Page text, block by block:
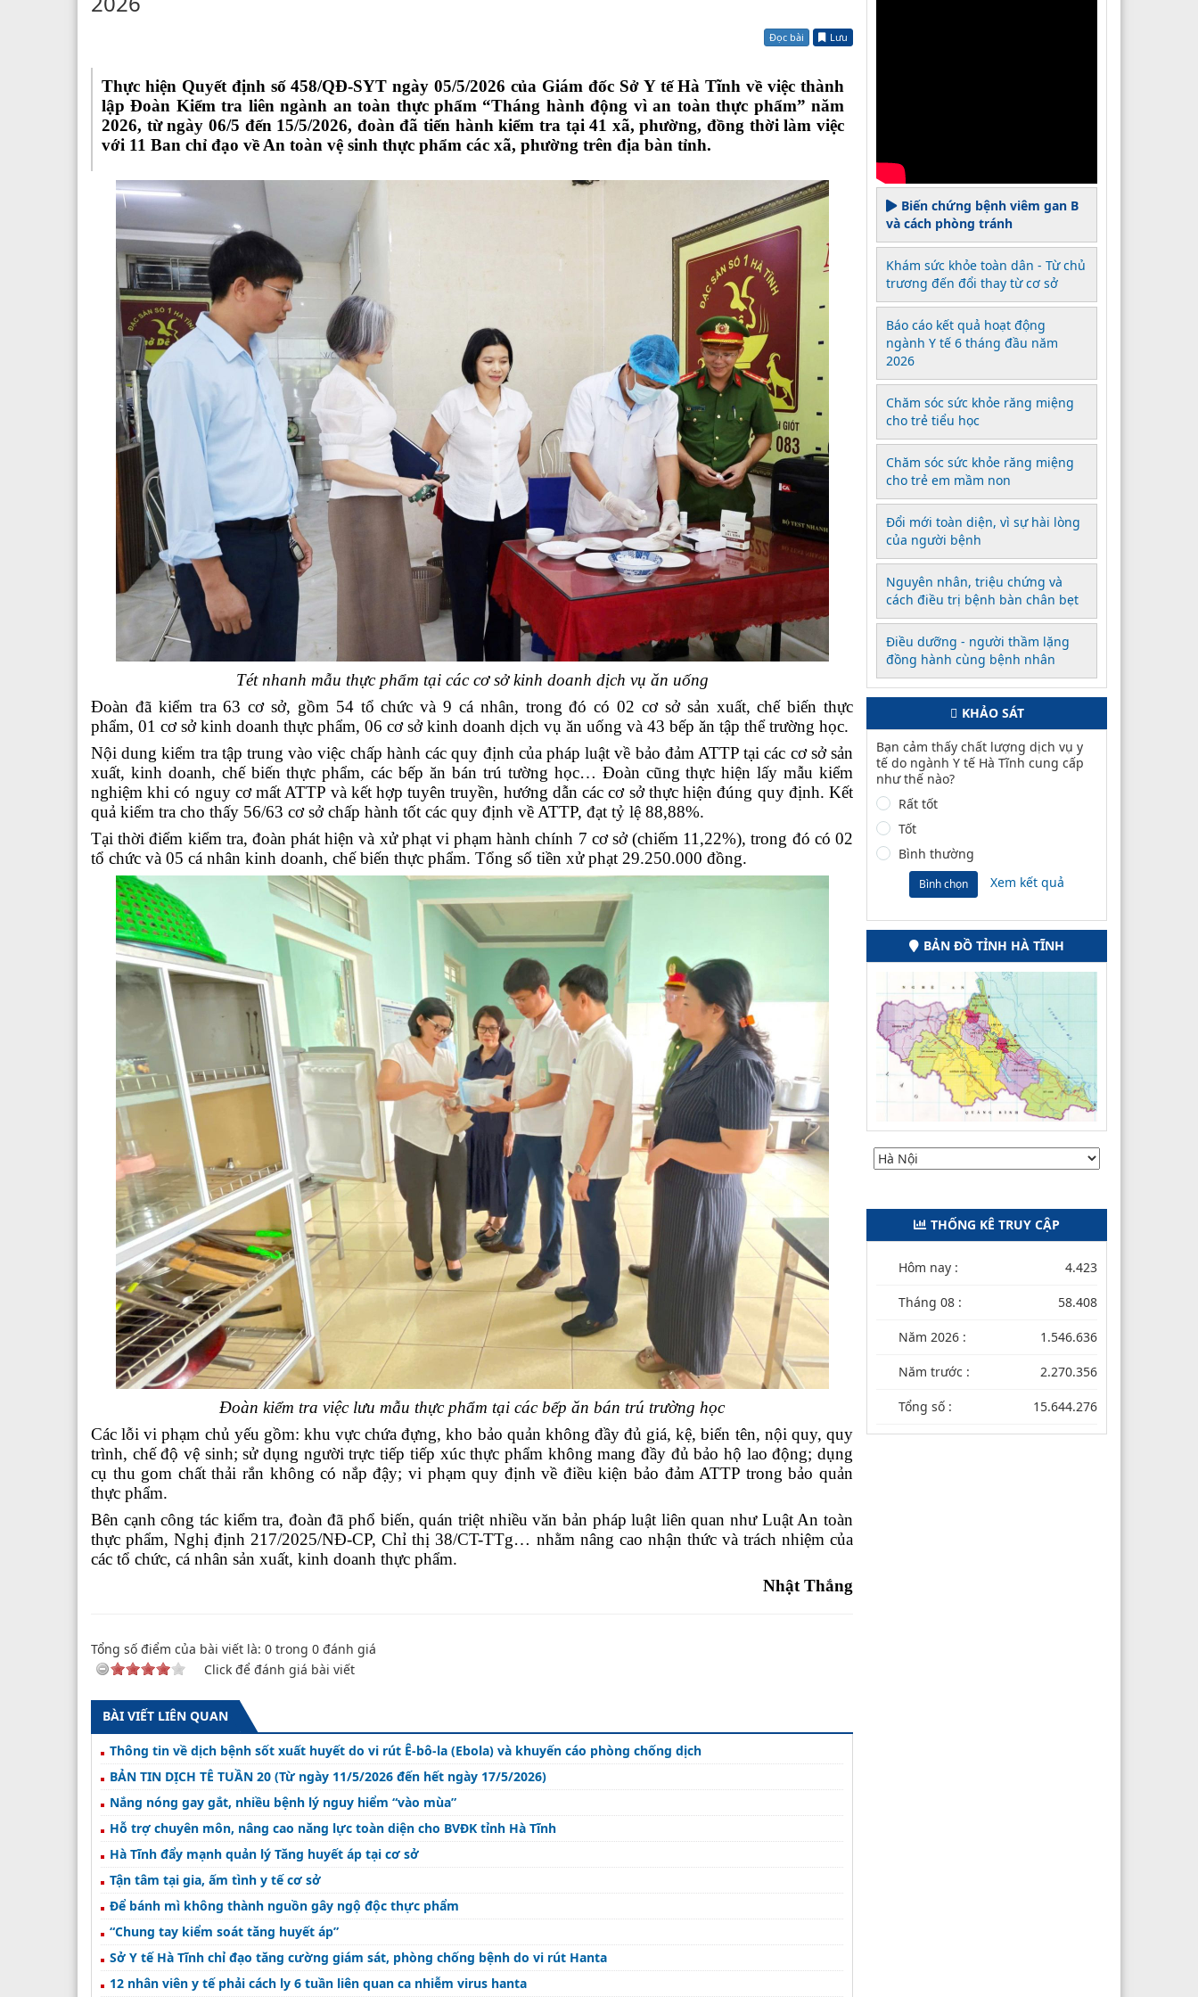
Đọc bài Lưu
Thực hiện Quyết định số 458/QĐ-SYT ngày 05/5/2026 của Giám đốc Sở Y tế Hà Tĩnh về việc thành
lập Đoàn Kiểm tra liên ngành an toàn thực phẩm “Tháng hành động vì an toàn thực phẩm” năm
2026, từ ngày 06/5 đến 15/5/2026, đoàn đã tiến hành kiểm tra tại 41 xã, phường, đồng thời làm việc
với 11 Ban chỉ đạo về An toàn vệ sinh thực phẩm các xã, phường trên địa bàn tỉnh.
Tét nhanh mẫu thực phẩm tại các cơ sở kinh doanh dịch vụ ăn uống
Đoàn đã kiểm tra63 cơ sở, gồm 54 tổ chức và 9 cá nhân, trong đócó 02 cơ sở sản xuất, chế biến thực
phẩm, 01 cơ sở kinh doanh thực phẩm, 06 cơ sở kinh doanh dịch vụ ăn uống và 43 bếp ăn tập thể trường học.
Nội dung kiểm tra tập trung vào việc chấp hành các quy định của pháp luật về bảo đảm ATTP tại các cơ sở sản
xuất, kinh doanh, chế biến thực phẩm, các bếp ăn bán trú tường học… Đoàn cũng thực hiện lấy mẫu kiểm
nghiệm khi có nguy cơ mất ATTP và kết hợp tuyên truyền, hướng dẫn các cơ sở thực hiện đúng quy định. Kết
quả kiểm tra cho thấy 56/63 cơ sở chấp hành tốt các quy định về ATTP, đạt tỷ lệ 88,88%.
Tại thời điểm kiểm tra, đoàn phát hiện và xử phạt vi phạm hành chính 7 cơ sở (chiếm 11,22%), trong đó có 02
tổ chức và 05 cá nhân kinh doanh, chế biến thực phẩm. Tổng số tiền xử phạt 29.250.000 đồng.
Đoàn kiểm tra việc lưu mẫu thực phẩm tại các bếp ăn bán trú trường học
Các lỗi vi phạm chủ yếu gồm: khu vực chứa đựng, kho bảo quản không đầy đủ giá, kệ, biển tên, nội quy, quy
trình, chế độ vệ sinh; sử dụng người trực tiếp tiếp xúc thực phẩm không mang đầy đủ bảo hộ lao động; dụng
cụ thu gom chất thải rắn không có nắp đậy; vi phạm quy định về điều kiện bảo đảm ATTP trong bảo quản
thực phẩm.
Bên cạnh công tác kiểm tra, đoàn đã phổ biến, quán triệt nhiều văn bản pháp luật liên quan như Luật An toàn
thực phẩm, Nghị định 217/2025/NĐ-CP, Chỉ thị 38/CT-TTg… nhằm nâng cao nhận thức và trách nhiệm của
các tổ chức, cá nhân sản xuất, kinh doanh thực phẩm.
Nhật Thắng
Tổng số điểm của bài viết là: 0 trong 0 đánh giá
Click để đánh giá bài viết
BÀI VIẾT LIÊN QUAN
Thông tin về dịch bệnh sốt xuất huyết do vi rút Ê-bô-la (Ebola) và khuyến cáo phòng chống dịch
BẢN TIN DỊCH TỄ TUẦN 20 (Từ ngày 11/5/2026 đến hết ngày 17/5/2026)
Nắng nóng gay gắt, nhiều bệnh lý nguy hiểm “vào mùa”
Hỗ trợ chuyên môn, nâng cao năng lực toàn diện cho BVĐK tỉnh Hà Tĩnh
Hà Tĩnh đẩy mạnh quản lý Tăng huyết áp tại cơ sở
Tận tâm tại gia, ấm tình y tế cơ sở
Để bánh mì không thành nguồn gây ngộ độc thực phẩm
“Chung tay kiểm soát tăng huyết áp”
Sở Y tế Hà Tĩnh chỉ đạo tăng cường giám sát, phòng chống bệnh do vi rút Hanta
12 nhân viên y tế phải cách ly 6 tuần liên quan ca nhiễm virus hanta
Biến chứng bệnh viêm gan B
và cách phòng tránh
Khám sức khỏe toàn dân - Từ chủ
trương đến đổi thay từ cơ sở
Báo cáo kết quả hoạt động
ngành Y tế 6 tháng đầu năm
2026
Chăm sóc sức khỏe răng miệng
cho trẻ tiểu học
Chăm sóc sức khỏe răng miệng
cho trẻ em mầm non
Đổi mới toàn diện, vì sự hài lòng
của người bệnh
Nguyên nhân, triệu chứng và
cách điều trị bệnh bàn chân bẹt
Điều dưỡng - người thầm lặng
đồng hành cùng bệnh nhân
KHẢO SÁT
Bạn cảm thấy chất lượng dịch vụ y
tế do ngành Y tế Hà Tĩnh cung cấp
như thế nào?
Rất tốt
Tốt
Bình thường
Bình chọn Xem kết quả
BẢN ĐỒ TỈNH HÀ TĨNH
THỐNG KÊ TRUY CẬP
Hôm nay : 4.423
Tháng 08 : 58.408
Năm 2026 : 1.546.636
Năm trước : 2.270.356
Tổng số : 15.644.276